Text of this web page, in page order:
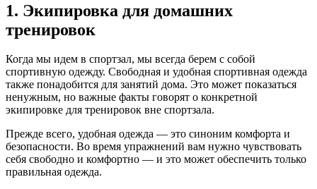
1. Экипировка для домашних
тренировок
Когда мы идем в спортзал, мы всегда берем с собой
спортивную одежду. Свободная и удобная спортивная одежда
также понадобится для занятий дома. Это может показаться
ненужным, но важные факты говорят о конкретной
экипировке для тренировок вне спортзала.
Прежде всего, удобная одежда — это синоним комфорта и
безопасности. Во время упражнений вам нужно чувствовать
себя свободно и комфортно — и это может обеспечить только
правильная одежда.